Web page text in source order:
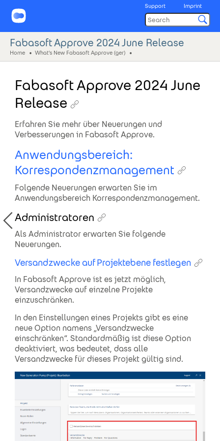
Support Imprint
Fabasoft Approve 2024 June Release
Home What's New Fabasoft Approve (ger)
Fabasoft Approve 2024 June
Release
Erfahren Sie mehr über Neuerungen und
Verbesserungen in Fabasoft Approve.
Anwendungsbereich:
Korrespondenzmanagement
Folgende Neuerungen erwarten Sie im
Anwendungsbereich Korrespondenzmanagement.
Administratoren
Als Administrator erwarten Sie folgende
Neuerungen.
Versandzwecke auf Projektebene festlegen
In Fabasoft Approve ist es jetzt möglich,
Versandzwecke auf einzelne Projekte
einzuschränken.
In den Einstellungen eines Projekts gibt es eine
neue Option namens „Versandzwecke
einschränken“. Standardmäßig ist diese Option
deaktiviert, was bedeutet, dass alle
Versandzwecke für dieses Projekt gültig sind.